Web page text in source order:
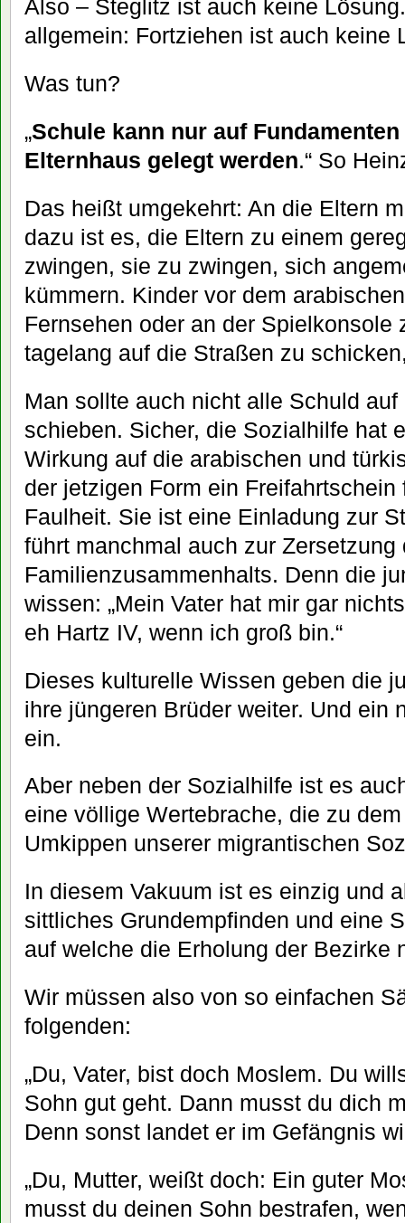
Also – Steglitz ist auch keine
allgemein: Fortziehen ist auch keine
Was tun?
„Schule kann nur auf
Elternhaus gelegt werden.“ So
Das heißt umgekehrt: An die Eltern
dazu ist es, die Eltern zu einem
zwingen, sie zu zwingen, sich
kümmern. Kinder vor dem
Fernsehen oder an der Spielkonsole
tagelang auf die Straßen zu
Man sollte auch nicht alle Schuld
schieben. Sicher, die Sozialhilfe hat
Wirkung auf die arabischen und
der jetzigen Form ein
Faulheit. Sie ist eine Einladung zur
führt manchmal auch zur Zersetzung
Familienzusammenhalts. Denn die
wissen: „Mein Vater hat mir gar
eh Hartz IV, wenn ich groß bin.“
Dieses kulturelle Wissen geben die
ihre jüngeren Brüder weiter. Und ein
ein.
Aber neben der Sozialhilfe ist es
eine völlige Wertebrache, die zu
Umkippen unserer migrantischen
In diesem Vakuum ist es einzig und
sittliches Grundempfinden und eine
auf welche die Erholung der Bezirke
Wir müssen also von so einfachen
folgenden:
„Du, Vater, bist doch Moslem. Du
Sohn gut geht. Dann musst du dich
Denn sonst landet er im Gefängnis
„Du, Mutter, weißt doch: Ein guter
musst du deinen Sohn bestrafen,